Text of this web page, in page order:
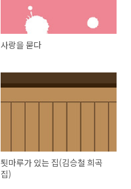
사랑을 묻다
툇마루가 있는 집(김승철 희곡
집)